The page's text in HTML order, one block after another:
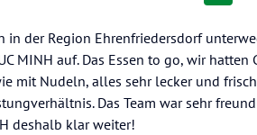
in der Region Ehrenfriedersdorf
MINH auf. Das Essen to go, wir
mit Nudeln, alles sehr lecker und
Das Team war sehr
deshalb klar weiter!